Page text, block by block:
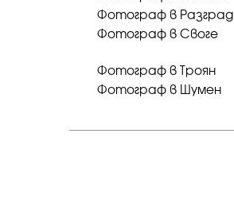
Фотограф в Разград
Фотограф в Своге
Фотограф в Троян
Фотограф в Шумен